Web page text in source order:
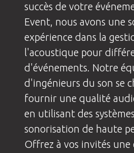
succès de votre
Event, nous avons une
expérience dans la
l'acoustique pour
d'événements. Notre
d'ingénieurs du son se
fournir une qualité
en utilisant des
sonorisation de haute
Offrez à vos invités une